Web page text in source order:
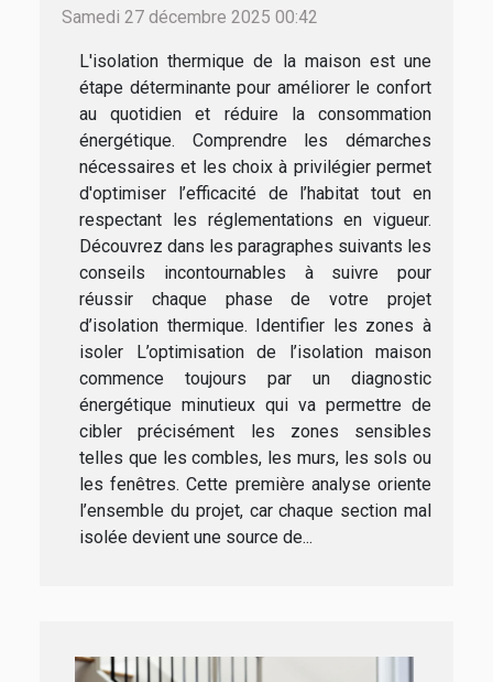
Samedi 27 décembre 2025 00:42
L'isolation thermique de la maison est une
étape déterminante pour améliorer le confort
au quotidien et réduire la consommation
énergétique. Comprendre les démarches
nécessaires et les choix à privilégier permet
d'optimiser l’efficacité de l’habitat tout en
respectant les réglementations en vigueur.
Découvrez dans les paragraphes suivants les
conseils incontournables à suivre pour
réussir chaque phase de votre projet
d’isolation thermique. Identifier les zones à
isoler L’optimisation de l’isolation maison
commence toujours par un diagnostic
énergétique minutieux qui va permettre de
cibler précisément les zones sensibles
telles que les combles, les murs, les sols ou
les fenêtres. Cette première analyse oriente
l’ensemble du projet, car chaque section mal
isolée devient une source de...